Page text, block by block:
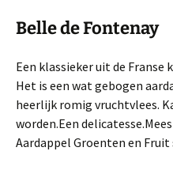
Belle de Fontenay
Een klassieker uit de Franse
Het is een wat gebogen
heerlijk romig vruchtvlees.
worden.Een
Aardappel Groenten en Fruit